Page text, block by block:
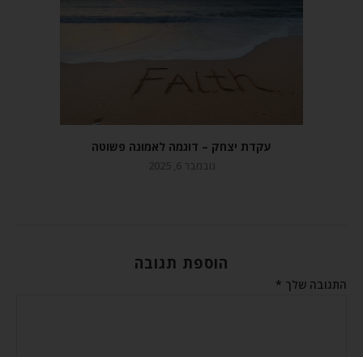
עקדת יצחק – דוגמה לאמונה פשוטה
נובמבר 6, 2025
הוספת תגובה
התגובה שלך *